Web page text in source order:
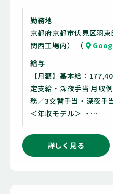
勤務地
京都府京都市伏見区羽
関西工場内） （
給与
【月額】基本給：
定支給・深夜手当 月収
務／3交替手当・深夜手
＜年収モデル＞ ・…
詳しく見る